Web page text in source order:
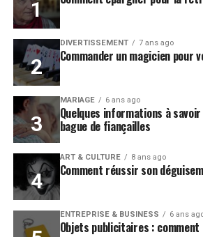
DIVERTISSEMENT 7 ans ago
Commander un magicien pour
MARIAGE 6 ans ago
Quelques informations à
bague de fiançailles
ART & CULTURE 8 ans ago
Comment réussir son
ENTREPRISE & BUSINESS 6 ans
Objets publicitaires :